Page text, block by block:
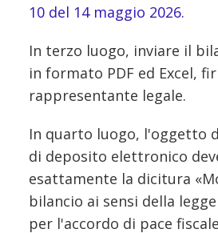
10 del 14 maggio 2026.
In terzo luogo, inviare il
in formato PDF ed Excel,
rappresentante legale.
In quarto luogo, l'oggetto
di deposito elettronico
esattamente la dicitura
bilancio ai sensi della legge
per l'accordo di pace